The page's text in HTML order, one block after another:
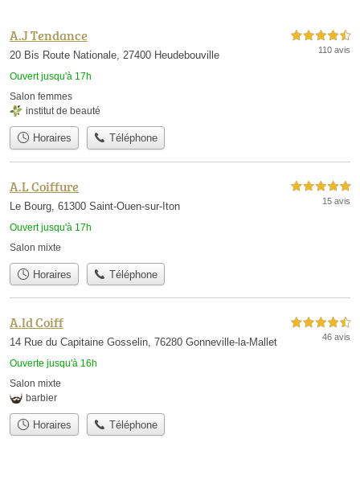
A.J Tendance
20 Bis Route Nationale, 27400 Heudebouville
Ouvert jusqu'à 17h
4,5 étoiles sur 5
110 avis
Salon femmes
institut de beauté
Horaires Téléphone
A.L Coiffure
Le Bourg, 61300 Saint-Ouen-sur-Iton
Ouvert jusqu'à 17h
5,0 étoiles sur 5
15 avis
Salon mixte
Horaires Téléphone
A.ld Coiff
14 Rue du Capitaine Gosselin, 76280 Gonneville-la-Mallet
Ouverte jusqu'à 16h
4,5 étoiles sur 5
46 avis
Salon mixte
barbier
Horaires Téléphone